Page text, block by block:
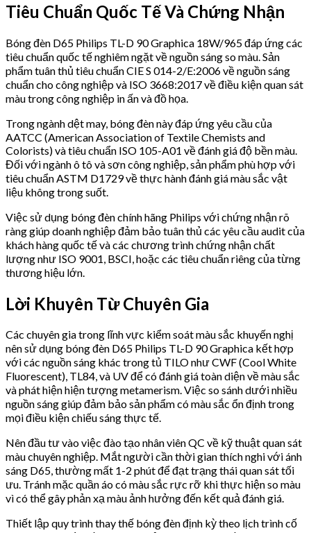
Tiêu Chuẩn Quốc Tế Và Chứng Nhận
Bóng đèn D65 Philips TL-D 90 Graphica 18W/965 đáp ứng các
tiêu chuẩn quốc tế nghiêm ngặt về nguồn sáng so màu. Sản
phẩm tuân thủ tiêu chuẩn CIE S 014-2/E:2006 về nguồn sáng
chuẩn cho công nghiệp và ISO 3668:2017 về điều kiện quan sát
màu trong công nghiệp in ấn và đồ họa.
Trong ngành dệt may, bóng đèn này đáp ứng yêu cầu của
AATCC (American Association of Textile Chemists and
Colorists) và tiêu chuẩn ISO 105-A01 về đánh giá độ bền màu.
Đối với ngành ô tô và sơn công nghiệp, sản phẩm phù hợp với
tiêu chuẩn ASTM D1729 về thực hành đánh giá màu sắc vật
liệu không trong suốt.
Việc sử dụng bóng đèn chính hãng Philips với chứng nhận rõ
ràng giúp doanh nghiệp đảm bảo tuân thủ các yêu cầu audit của
khách hàng quốc tế và các chương trình chứng nhận chất
lượng như ISO 9001, BSCI, hoặc các tiêu chuẩn riêng của từng
thương hiệu lớn.
Lời Khuyên Từ Chuyên Gia
Các chuyên gia trong lĩnh vực kiểm soát màu sắc khuyến nghị
nên sử dụng bóng đèn D65 Philips TL-D 90 Graphica kết hợp
với các nguồn sáng khác trong tủ TILO như CWF (Cool White
Fluorescent), TL84, và UV để có đánh giá toàn diện về màu sắc
và phát hiện hiện tượng metamerism. Việc so sánh dưới nhiều
nguồn sáng giúp đảm bảo sản phẩm có màu sắc ổn định trong
mọi điều kiện chiếu sáng thực tế.
Nên đầu tư vào việc đào tạo nhân viên QC về kỹ thuật quan sát
màu chuyên nghiệp. Mắt người cần thời gian thích nghi với ánh
sáng D65, thường mất 1-2 phút để đạt trạng thái quan sát tối
ưu. Tránh mặc quần áo có màu sắc rực rỡ khi thực hiện so màu
vì có thể gây phản xạ màu ảnh hưởng đến kết quả đánh giá.
Thiết lập quy trình thay thế bóng đèn định kỳ theo lịch trình cố